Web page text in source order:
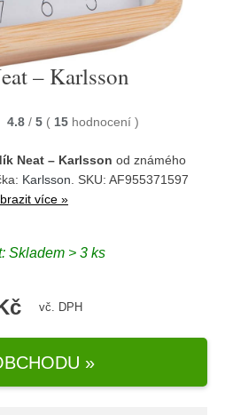
– Karlsson
4.8 / 5 ( 15 hodnocení )
Neat – Karlsson od známého
Karlsson . SKU: AF955371597
více »
Skladem > 3 ks
vč. DPH
»